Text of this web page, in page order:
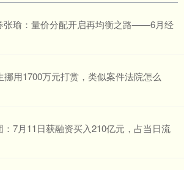
张瑜：量价分配开启再均衡之路——6月经
挪用1700万元打赏，类似案件法院怎么
7月11日获融资买入210亿元，占当日流